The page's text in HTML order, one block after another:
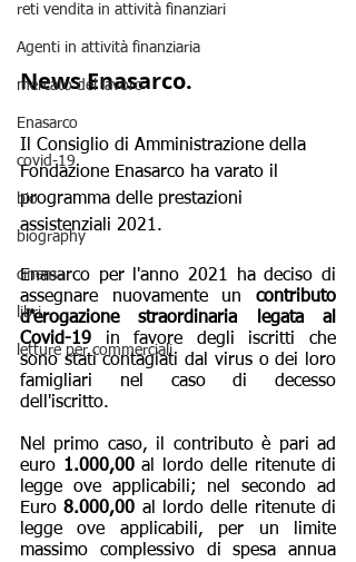
reti vendita in attività finanziari
Agenti in attività finanziaria
mercato del lavoro
Enasarco
covid-19
bio
biography
cinema
libri
letture per commerciali
News Enasarco.
Il Consiglio di Amministrazione della
Fondazione Enasarco ha varato il
programma delle prestazioni
assistenziali 2021.
Enasarco per l'anno 2021 ha deciso di
assegnare nuovamente un contributo
d'erogazione straordinaria legata al
Covid-19 in favore degli iscritti che
sono stati contagiati dal virus o dei loro
famigliari nel caso di decesso
dell'iscritto.
Nel primo caso, il contributo è pari ad
euro 1.000,00 al lordo delle ritenute di
legge ove applicabili; nel secondo ad
Euro 8.000,00 al lordo delle ritenute di
legge ove applicabili, per un limite
massimo complessivo di spesa annua